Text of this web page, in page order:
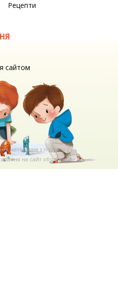
Рецепти
сайтом
матерiалiв з порталу
на сайт обов'язкове. .